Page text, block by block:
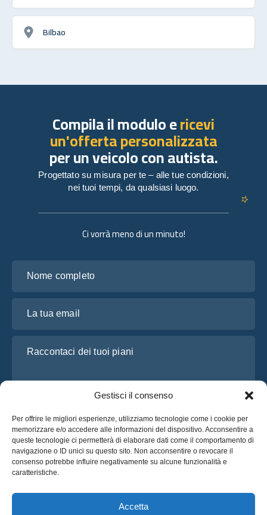
Gestisci il consenso
Per offrire le migliori esperienze, utilizziamo tecnologie come i cookie per
memorizzare e/o accedere alle informazioni del dispositivo. Acconsentire a
queste tecnologie ci permetterà di elaborare dati come il comportamento di
navigazione o ID unici su questo sito. Non acconsentire o revocare il
consenso potrebbe influire negativamente su alcune funzionalità e
caratteristiche.
Accetta
Bilbao
Ci vorrà meno di un minuto!
Ho letto e accetto l’Informativa sulla privacydi OsaBus
Richiedi un preventivo
Richiedi un preventivo
Compila il modulo ericevi
un'offerta personalizzata
per un veicolo con autista.
Progettato su misura per te – alle tue condizioni,
nei tuoi tempi, da qualsiasi luogo.